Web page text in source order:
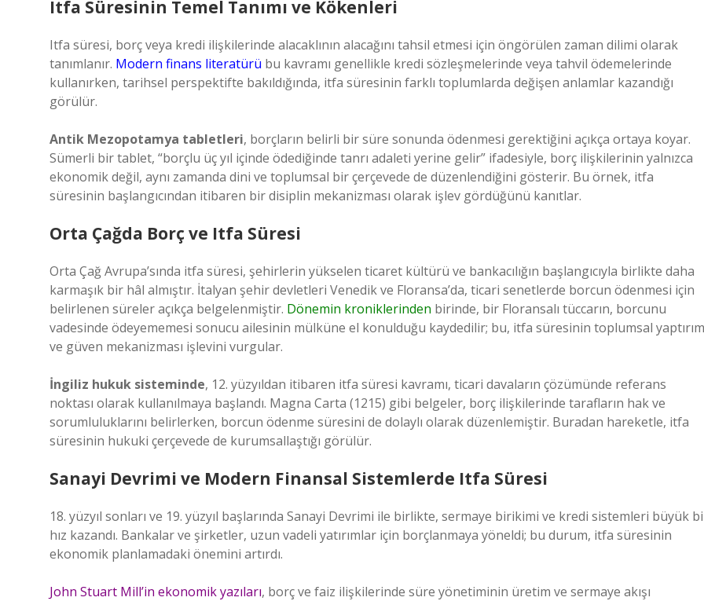
Itfa Süresinin Temel Tanımı ve Kökenleri
Itfa süresi, borç veya kredi ilişkilerinde alacaklının alacağını tahsil etmesi için öngörülen zaman dilimi olarak
tanımlanır. Modern finans literatürü bu kavramı genellikle kredi sözleşmelerinde veya tahvil ödemelerinde
kullanırken, tarihsel perspektifte bakıldığında, itfa süresinin farklı toplumlarda değişen anlamlar kazandığı
görülür.
Antik Mezopotamya tabletleri, borçların belirli bir süre sonunda ödenmesi gerektiğini açıkça ortaya koyar.
Sümerli bir tablet, “borçlu üç yıl içinde ödediğinde tanrı adaleti yerine gelir” ifadesiyle, borç ilişkilerinin yalnızca
ekonomik değil, aynı zamanda dini ve toplumsal bir çerçevede de düzenlendiğini gösterir. Bu örnek, itfa
süresinin başlangıcından itibaren bir disiplin mekanizması olarak işlev gördüğünü kanıtlar.
Orta Çağda Borç ve Itfa Süresi
Orta Çağ Avrupa’sında itfa süresi, şehirlerin yükselen ticaret kültürü ve bankacılığın başlangıcıyla birlikte daha
karmaşık bir hâl almıştır. İtalyan şehir devletleri Venedik ve Floransa’da, ticari senetlerde borcun ödenmesi için
belirlenen süreler açıkça belgelenmiştir. Dönemin kroniklerinden birinde, bir Floransalı tüccarın, borcunu
vadesinde ödeyememesi sonucu ailesinin mülküne el konulduğu kaydedilir; bu, itfa süresinin toplumsal yaptırım
ve güven mekanizması işlevini vurgular.
İngiliz hukuk sisteminde, 12. yüzyıldan itibaren itfa süresi kavramı, ticari davaların çözümünde referans
noktası olarak kullanılmaya başlandı. Magna Carta (1215) gibi belgeler, borç ilişkilerinde tarafların hak ve
sorumluluklarını belirlerken, borcun ödenme süresini de dolaylı olarak düzenlemiştir. Buradan hareketle, itfa
süresinin hukuki çerçevede de kurumsallaştığı görülür.
Sanayi Devrimi ve Modern Finansal Sistemlerde Itfa Süresi
18. yüzyıl sonları ve 19. yüzyıl başlarında Sanayi Devrimi ile birlikte, sermaye birikimi ve kredi sistemleri büyük
hız kazandı. Bankalar ve şirketler, uzun vadeli yatırımlar için borçlanmaya yöneldi; bu durum, itfa süresinin
ekonomik planlamadaki önemini artırdı.
John Stuart Mill’in ekonomik yazıları, borç ve faiz ilişkilerinde süre yönetiminin üretim ve sermaye akışı